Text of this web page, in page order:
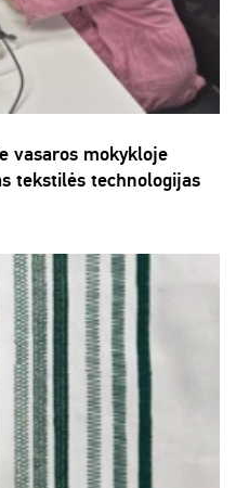
vasaros mokykloje
tekstilės technologijas